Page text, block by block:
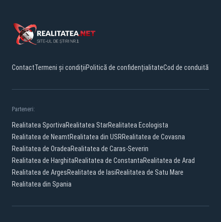
ContactTermeni și condițiiPolitică de confidențialitateCod de conduită
Parteneri:
Realitatea SportivaRealitatea StarRealitatea Ecologista
Realitatea de NeamtRealitatea din USRRealitatea de Covasna
Realitatea de OradeaRealitatea de Caras-Severin
Realitatea de HarghitaRealitatea de ConstantaRealitatea de Arad
Realitatea de ArgesRealitatea de IasiRealitatea de Satu Mare
Realitatea din Spania